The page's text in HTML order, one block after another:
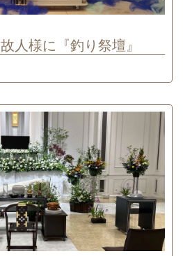
人様に『釣り祭壇』